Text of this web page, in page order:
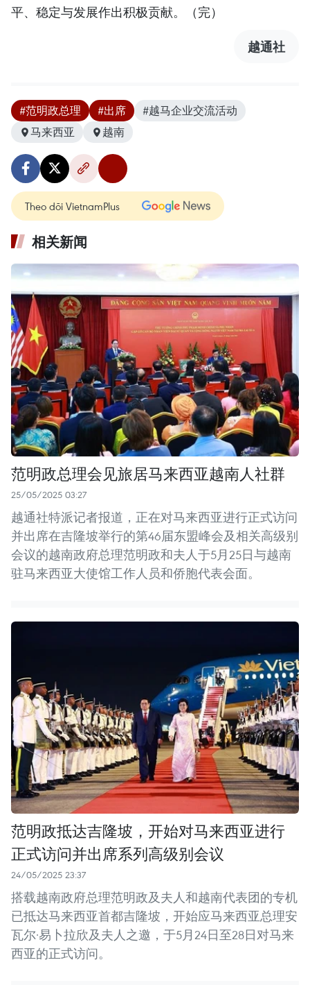
平、稳定与发展作出积极贡献。（完）
越通社
#范明政总理 #出席
#越马企业交流活动
马来西亚
越南
Theo dõi VietnamPlus
相关新闻
范明政总理会见旅居马来西亚越南人社群
25/05/2025 03:27
越通社特派记者报道，正在对马来西亚进行正式访问
并出席在吉隆坡举行的第46届东盟峰会及相关高级别
会议的越南政府总理范明政和夫人于5月25日与越南
驻马来西亚大使馆工作人员和侨胞代表会面。
范明政抵达吉隆坡，开始对马来西亚进行
正式访问并出席系列高级别会议
24/05/2025 23:37
搭载越南政府总理范明政及夫人和越南代表团的专机
已抵达马来西亚首都吉隆坡，开始应马来西亚总理安
瓦尔·易卜拉欣及夫人之邀，于5月24日至28日对马来
西亚的正式访问。